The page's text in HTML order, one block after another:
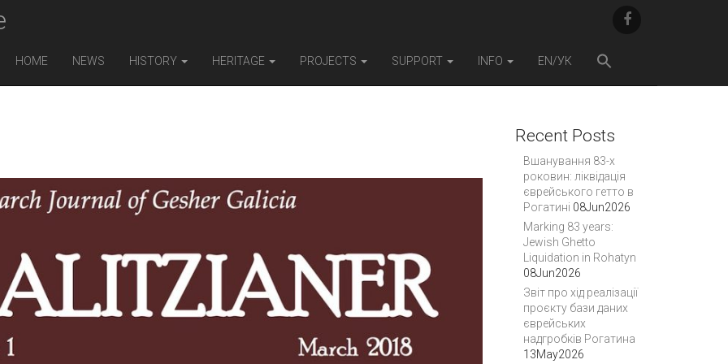
O
HOME NEWS HISTORY HERITAGE PROJECTS SUPPORT INFO EN/УК
Recent Posts
Вшанування 83-х
роковин: ліквідація
єврейського гетто в
Рогатині 08Jun2026
Marking 83 years:
Jewish Ghetto
Liquidation in Rohatyn
08Jun2026
Звіт про хід реалізації
проєкту бази даних
єврейських
надгробків Рогатина
13May2026